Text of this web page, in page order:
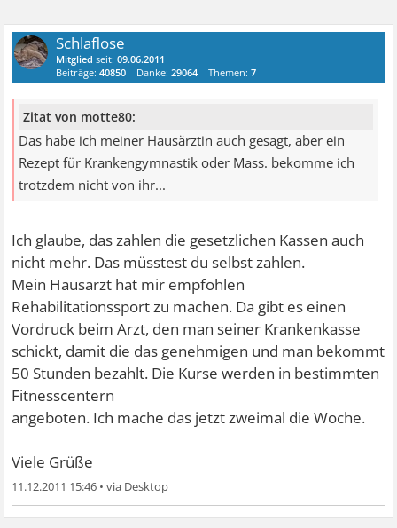
Schlaflose
Mitglied seit:09.06.2011
Beiträge:40850 Danke:29064 Themen:7
Zitat von motte80:
Das habe ich meiner Hausärztin auch gesagt, aber ein
Rezept für Krankengymnastik oder Mass. bekomme ich
trotzdem nicht von ihr...
Ich glaube, das zahlen die gesetzlichen Kassen auch
nicht mehr. Das müsstest du selbst zahlen.
Mein Hausarzt hat mir empfohlen
Rehabilitationssport zu machen. Da gibt es einen
Vordruck beim Arzt, den man seiner Krankenkasse
schickt, damit die das genehmigen und man bekommt
50 Stunden bezahlt. Die Kurse werden in bestimmten
Fitnesscentern
angeboten. Ich mache das jetzt zweimal die Woche.
Viele Grüße
11.12.2011 15:46 •